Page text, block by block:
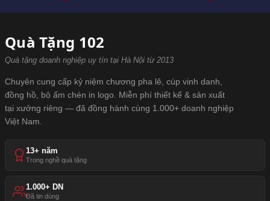
Quà Tặng 102
Quà tặng doanh nghiệp uy tín tại Hà Nội từ 2013
Chuyên cung cấp kỷ niệm chương pha lê, cúp vinh danh,
đồng hồ, bộ ấm chén in logo. Miễn phí thiết kế & sản xuất
tại xưởng riêng — đã đồng hành cùng 1.000+ doanh nghiệp
Việt Nam.
13+ năm
Trong nghề quà tặng
1.000+ DN
Đã tin dùng